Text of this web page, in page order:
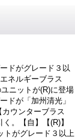
ドがグレード３以
ネルギーブラス
ニットが(R)に登場
ドが「加州清光」
ウンターブラス
。【自】【(R)】
トがグレード３以上